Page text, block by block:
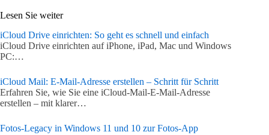
Lesen Sie weiter
iCloud Drive einrichten: So geht es schnell und einfach
iCloud Drive einrichten auf iPhone, iPad, Mac und Windows
PC:…
iCloud Mail: E-Mail-Adresse erstellen – Schritt für Schritt
Erfahren Sie, wie Sie eine iCloud-Mail-E-Mail-Adresse
erstellen – mit klarer…
Fotos-Legacy in Windows 11 und 10 zur Fotos-App